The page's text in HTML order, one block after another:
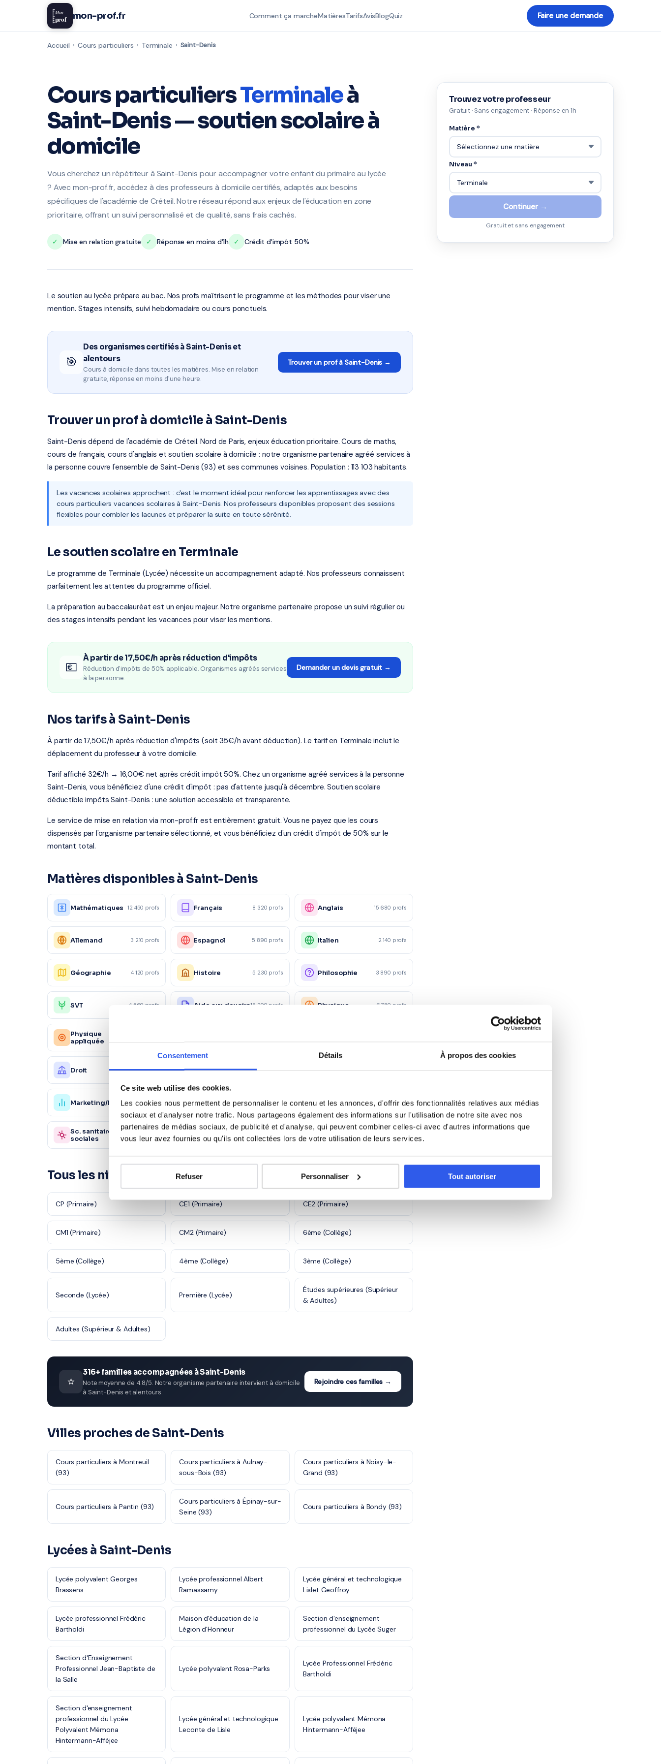
Consentement Détails À propos des cookies
Ce site web utilise des cookies.
Les cookies nous permettent de personnaliser le contenu et les annonces, d'offrir des fonctionnalités relatives aux médias
sociaux et d'analyser notre trafic. Nous partageons également des informations sur l'utilisation de notre site avec nos
partenaires de médias sociaux, de publicité et d'analyse, qui peuvent combiner celles-ci avec d'autres informations que
vous leur avez fournies ou qu'ils ont collectées lors de votre utilisation de leurs services.
Refuser Personnaliser Tout autoriser
Mon
prof mon-prof.fr Comment ça marcheMatièresTarifsAvisBlogQuiz Faire une demande
Accueil › Cours particuliers › Terminale › Saint-Denis
Cours particuliersTerminaleà
Saint-Denis — soutien scolaire à
domicile
Vous cherchez un répétiteur à Saint-Denis pour accompagner votre enfant du primaire au lycée
? Avec mon-prof.fr, accédez à des professeurs à domicile certifiés, adaptés aux besoins
spécifiques de l'académie de Créteil. Notre réseau répond aux enjeux de l'éducation en zone
prioritaire, offrant un suivi personnalisé et de qualité, sans frais cachés.
✓ Mise en relation gratuite ✓ Réponse en moins d'1h ✓ Crédit d'impôt 50%
Le soutien au lycée prépare au bac. Nos profs maîtrisent le programme et les méthodes pour viser une
mention. Stages intensifs, suivi hebdomadaire ou cours ponctuels.
🎯
Des organismes certifiés à Saint-Denis et
alentours
Cours à domicile dans toutes les matières. Mise en relation
gratuite, réponse en moins d'une heure.
Trouver un prof à Saint-Denis →
Trouver un prof à domicile à Saint-Denis
Saint-Denis dépend de l'académie de Créteil. Nord de Paris, enjeux éducation prioritaire. Cours de maths,
cours de français, cours d'anglais et soutien scolaire à domicile : notre organisme partenaire agréé services à
la personne couvre l'ensemble de Saint-Denis (93) et ses communes voisines. Population : 113 103 habitants.
Les vacances scolaires approchent : c'est le moment idéal pour renforcer les apprentissages avec des
cours particuliers vacances scolaires à Saint-Denis. Nos professeurs disponibles proposent des sessions
flexibles pour combler les lacunes et préparer la suite en toute sérénité.
Le soutien scolaire en Terminale
Le programme de Terminale (Lycée) nécessite un accompagnement adapté. Nos professeurs connaissent
parfaitement les attentes du programme officiel.
La préparation au baccalauréat est un enjeu majeur. Notre organisme partenaire propose un suivi régulier ou
des stages intensifs pendant les vacances pour viser les mentions.
💶
À partir de 17,50€/h après réduction d'impôts
Réduction d'impôts de 50% applicable. Organismes agréés services
à la personne.
Demander un devis gratuit →
Nos tarifs à Saint-Denis
À partir de 17,50€/h après réduction d'impôts (soit 35€/h avant déduction). Le tarif en Terminale inclut le
déplacement du professeur à votre domicile.
Tarif affiché 32€/h → 16,00€ net après crédit impôt 50%. Chez un organisme agréé services à la personne
Saint-Denis, vous bénéficiez d'une crédit d'impôt : pas d'attente jusqu'à décembre. Soutien scolaire
déductible impôts Saint-Denis : une solution accessible et transparente.
Le service de mise en relation via mon-prof.fr est entièrement gratuit. Vous ne payez que les cours
dispensés par l'organisme partenaire sélectionné, et vous bénéficiez d'un crédit d'impôt de 50% sur le
montant total.
Matières disponibles à Saint-Denis
Mathématiques 12 450 profs Français 8 320 profs Anglais 15 680 profs
Allemand 3 210 profs Espagnol 5 890 profs Italien 2 140 profs
Géographie 4 120 profs Histoire 5 230 profs Philosophie 3 890 profs
SVT 4 560 profs Aide aux devoirs18 200 profs Physique 6 780 profs
Physique
appliquée
Droit 2 890 profs Éco-droit 1 560 profs
Marketing/Mercatique
1 870 profs Gestion 2 450 profs
Santé et action
sociale
980 profs
Sc. sanitaires et
sociales
870 profs Autre 5 600 profs
Tous les niveaux à Saint-Denis
CP (Primaire) CE1 (Primaire) CE2 (Primaire)
CM1 (Primaire) CM2 (Primaire) 6ème (Collège)
5ème (Collège) 4ème (Collège) 3ème (Collège)
Seconde (Lycée) Première (Lycée)
Études supérieures (Supérieur
& Adultes)
Adultes (Supérieur & Adultes)
⭐
316+ familles accompagnées à Saint-Denis
Note moyenne de 4.8/5. Notre organisme partenaire intervient à domicile
à Saint-Denis et alentours.
Rejoindre ces familles →
Villes proches de Saint-Denis
Cours particuliers à Montreuil
(93)
Cours particuliers à Aulnay-
sous-Bois (93)
Cours particuliers à Noisy-le-
Grand (93)
Cours particuliers à Pantin (93)
Cours particuliers à Épinay-sur-
Seine (93)
Cours particuliers à Bondy (93)
Lycées à Saint-Denis
Lycée polyvalent Georges
Brassens
Lycée professionnel Albert
Ramassamy
Lycée général et technologique
Lislet Geoffroy
Lycée professionnel Frédéric
Bartholdi
Maison d'éducation de la
Légion d'Honneur
Section d'enseignement
professionnel du Lycée Suger
Section d'Enseignement
Professionnel Jean-Baptiste de
la Salle
Lycée polyvalent Rosa-Parks
Lycée Professionnel Frédéric
Bartholdi
Section d'enseignement
professionnel du Lycée
Polyvalent Mémona
Hintermann-Afféjee
Lycée général et technologique
Leconte de Lisle
Lycée polyvalent Mémona
Hintermann-Afféjee
Trouvez votre professeur
Gratuit · Sans engagement · Réponse en 1h
Matière *
Niveau *
Continuer →
Gratuit et sans engagement